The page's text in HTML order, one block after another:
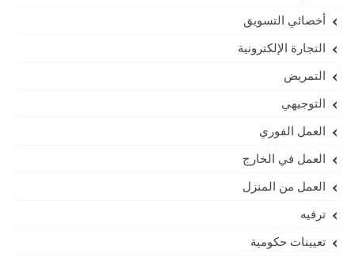
أخصائي التسويق
التجارة الإلكترونية
التمريض
التوجيهي
العمل الفوري
العمل في الخارج
العمل من المنزل
ترفيه
تعيينات حكومية